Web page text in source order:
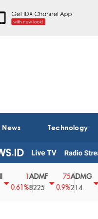
Technology
ADMF
8225
75
0.9%
ADMG
214
2.73%